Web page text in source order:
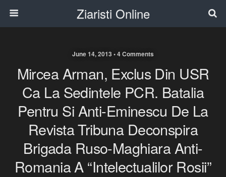
Ziaristi Online
June 14, 2013 • 4 Comments
Mircea Arman, Exclus Din USR
Ca La Sedintele PCR. Batalia
Pentru Si Anti-Eminescu De La
Revista Tribuna Deconspira
Brigada Ruso-Maghiara Anti-
Romania A “intelectualilor Rosii”